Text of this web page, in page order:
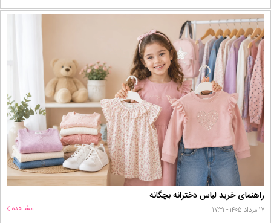
راهنمای خرید لباس دخترانه بچگانه
۱۷ مرداد ۱۴۰۵ - ۱۷:۳۱ مشاهده